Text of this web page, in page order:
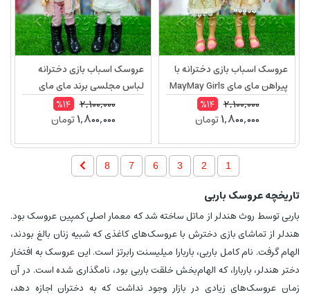
عروسک اسباب بازی دخترانه با
پیراهن مای مای MayMay Girls
2,100,000
%14
1,800,000تومان
عروسک اسباب بازی دخترانه
لباس مجلسی برند مای مای
MayMay Girls 558C
2,100,000
%14
1,800,000تومان
1
2
3
6
7
8
تاریخچه عروسک باربی
باربی توسط روث هندلر از ماتل ساخته شد که معمار اصلی کمپین عروسک بود.
هندلر از تماشای بازی دخترش با عروسک‌های کاغذی که شبیه زنان بالغ بودند،
الهام گرفت. نام کامل باربی، باربارا میلیسنت رابرتز است. این عروسک به افتخار
دختر هندلر، باربارا، که الهام‌بخش خلقت باربی بود، نامگذاری شده است. در آن
زمان عروسک‌های زیادی در بازار وجود نداشت که به دختران اجازه دهد،